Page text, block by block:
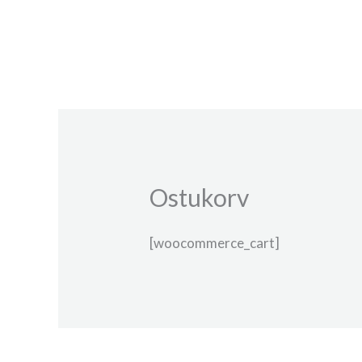
Ostukorv
[woocommerce_cart]